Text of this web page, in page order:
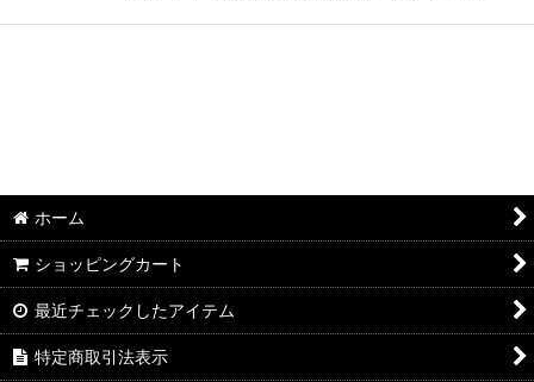
ホーム
ショッピングカート
最近チェックしたアイテム
特定商取引法表示